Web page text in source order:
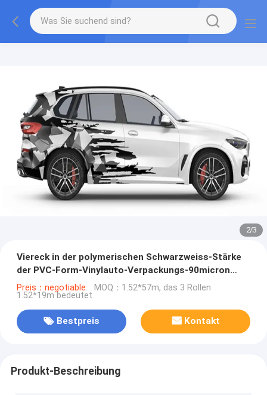
2/3
Viereck in der polymerischen Schwarzweiss-Stärke
der PVC-Form-Vinylauto-Verpackungs-90micron
110micron
Preis：negotiable MOQ：1.52*57m, das 3 Rollen
1.52*19m bedeutet
Bestpreis Kontakt
Produkt-Beschreibung